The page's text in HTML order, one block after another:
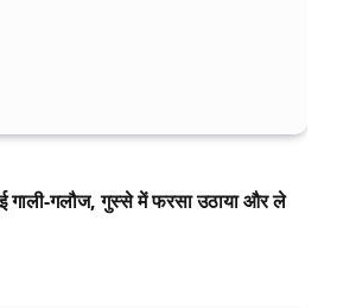
गाली-गलौज, गुस्से में फरसा उठाया और ले